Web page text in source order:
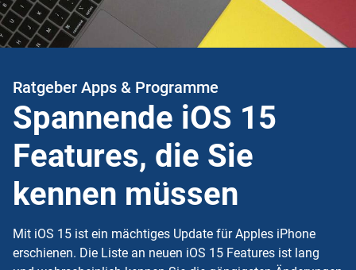
Ratgeber Apps & Programme
Spannende iOS 15
Features, die Sie
kennen müssen
Mit iOS 15 ist ein mächtiges Update für Apples iPhone
erschienen. Die Liste an neuen iOS 15 Features ist lang